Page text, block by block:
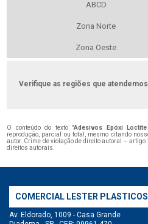
ABCD
Zona Norte
Zona Oeste
Verifique as regiões que atendemos
O conteúdo do texto "Adesivos Epóxi Loctite
reprodução, parcial ou total, mesmo citando
autor. Crime de violação de direito autoral – artigo
direitos autorais
COMERCIAL LESTER
Av. Eldorado, 1009 - Casa Grande